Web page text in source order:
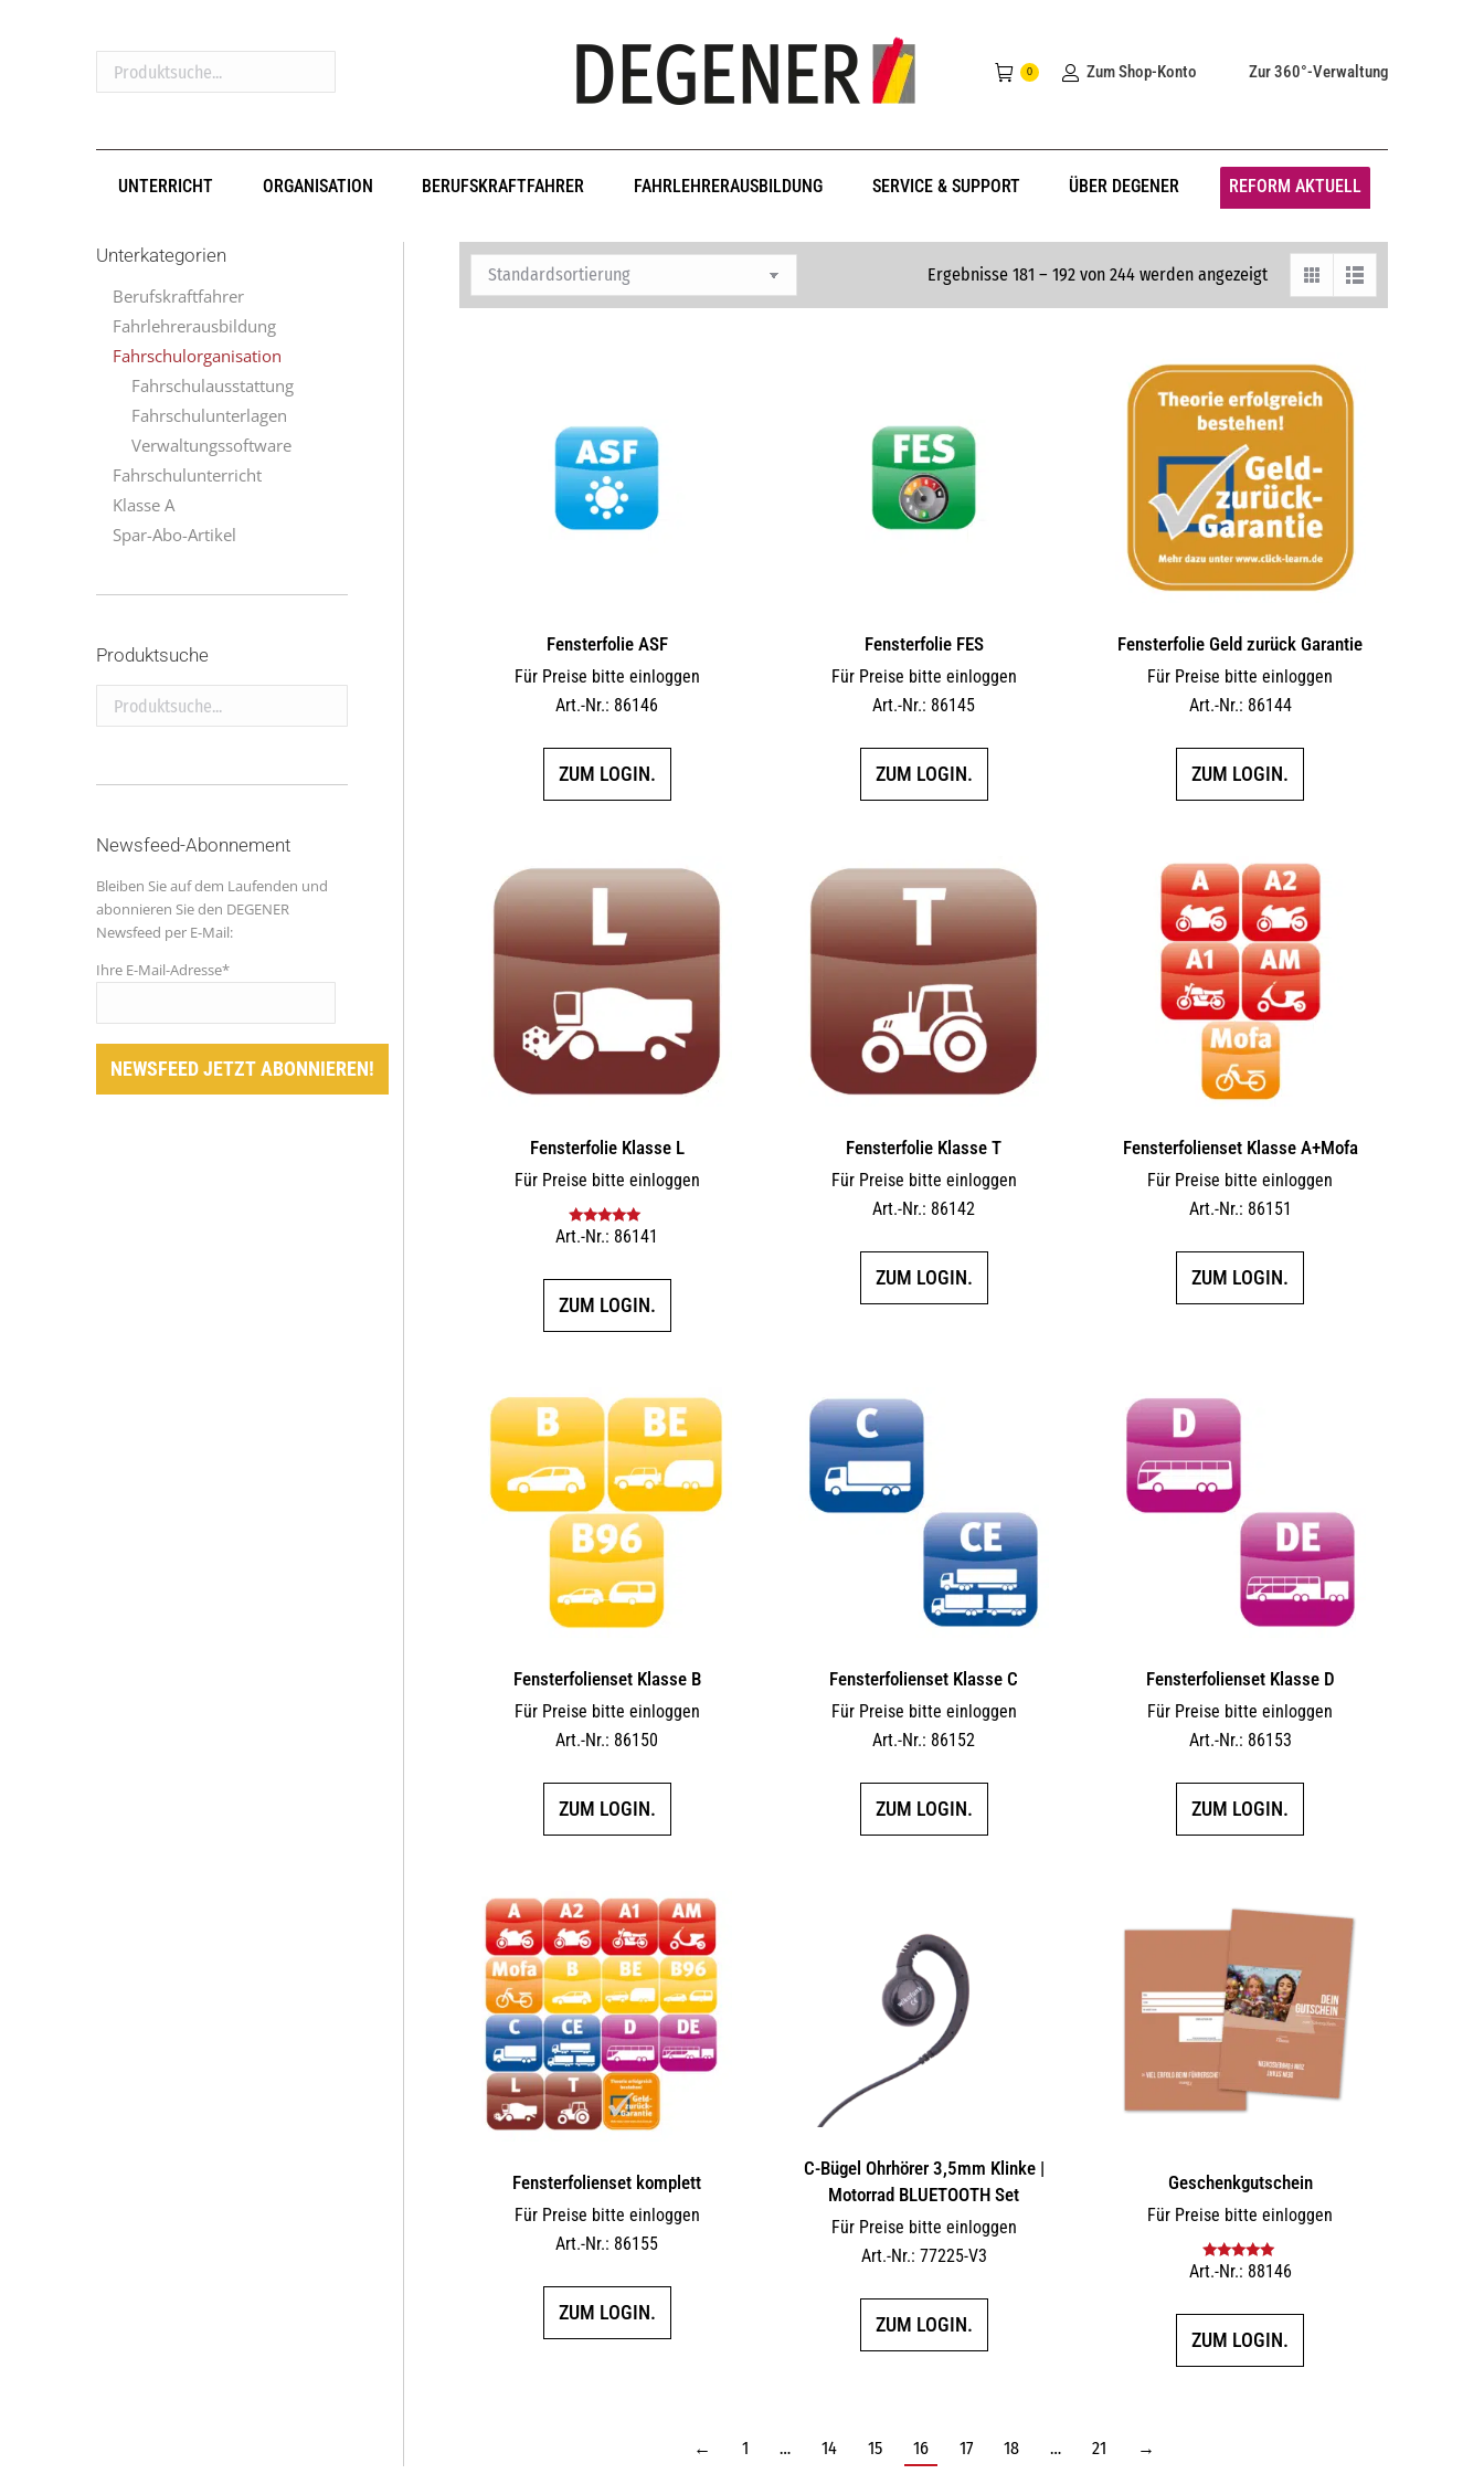
Produktsuche...
0 Zum Shop-Konto Zur 360°-Verwaltung
UNTERRICHT ORGANISATION BERUFSKRAFTFAHRER FAHRLEHRERAUSBILDUNG SERVICE & SUPPORT ÜBER DEGENER REFORM AKTUELL
Ergebnisse 181 – 192 von 244 werden angezeigt
Fensterfolie ASF
Für Preise bitte einloggen
Art.-Nr.: 86146
ZUM LOGIN.
Fensterfolie FES
Für Preise bitte einloggen
Art.-Nr.: 86145
ZUM LOGIN.
Fensterfolie Geld zurück Garantie
Für Preise bitte einloggen
Art.-Nr.: 86144
ZUM LOGIN.
Fensterfolie Klasse L
Für Preise bitte einloggen
Bewertet mit
Art.-Nr.: 86141
ZUM LOGIN.
Fensterfolie Klasse T
Für Preise bitte einloggen
Art.-Nr.: 86142
ZUM LOGIN.
Fensterfolienset Klasse A+Mofa
Für Preise bitte einloggen
Art.-Nr.: 86151
ZUM LOGIN.
Fensterfolienset Klasse B
Für Preise bitte einloggen
Art.-Nr.: 86150
ZUM LOGIN.
Fensterfolienset Klasse C
Für Preise bitte einloggen
Art.-Nr.: 86152
ZUM LOGIN.
Fensterfolienset Klasse D
Für Preise bitte einloggen
Art.-Nr.: 86153
ZUM LOGIN.
Fensterfolienset komplett
Für Preise bitte einloggen
Art.-Nr.: 86155
ZUM LOGIN.
C-Bügel Ohrhörer 3,5mm Klinke |
Motorrad BLUETOOTH Set
Für Preise bitte einloggen
Art.-Nr.: 77225-V3
ZUM LOGIN.
Geschenkgutschein
Für Preise bitte einloggen
Bewertet mit
Art.-Nr.: 88146
ZUM LOGIN.
← 1 … 14 15 16 17 18 … 21 →
Unterkategorien
Berufskraftfahrer
Fahrlehrerausbildung
Fahrschulorganisation
Fahrschulausstattung
Fahrschulunterlagen
Verwaltungssoftware
Fahrschulunterricht
Klasse A
Spar-Abo-Artikel
Produktsuche
Produktsuche...
Newsfeed-Abonnement
Bleiben Sie auf dem Laufenden und
abonnieren Sie den DEGENER
Newsfeed per E-Mail:
Ihre E-Mail-Adresse*